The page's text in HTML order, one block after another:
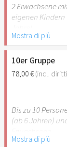
Stuttgart nicht
2 Erwachsene
eigenen Kindern
Hinweis: Für
Jahren ist der
Stuttgart nicht
empfehlenswert.
Mostra di più
10er Gruppe
78,00 €(incl.
Bis zu 10
(ab 6 Jahren)
Mostra di più